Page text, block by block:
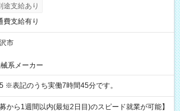
途支給あり
費支給有り
市
系メーカー
8:00～16:45 ※表記のうち実働7時間45分です。
から1週間以内(最短2日目)のスピード就業が可能】